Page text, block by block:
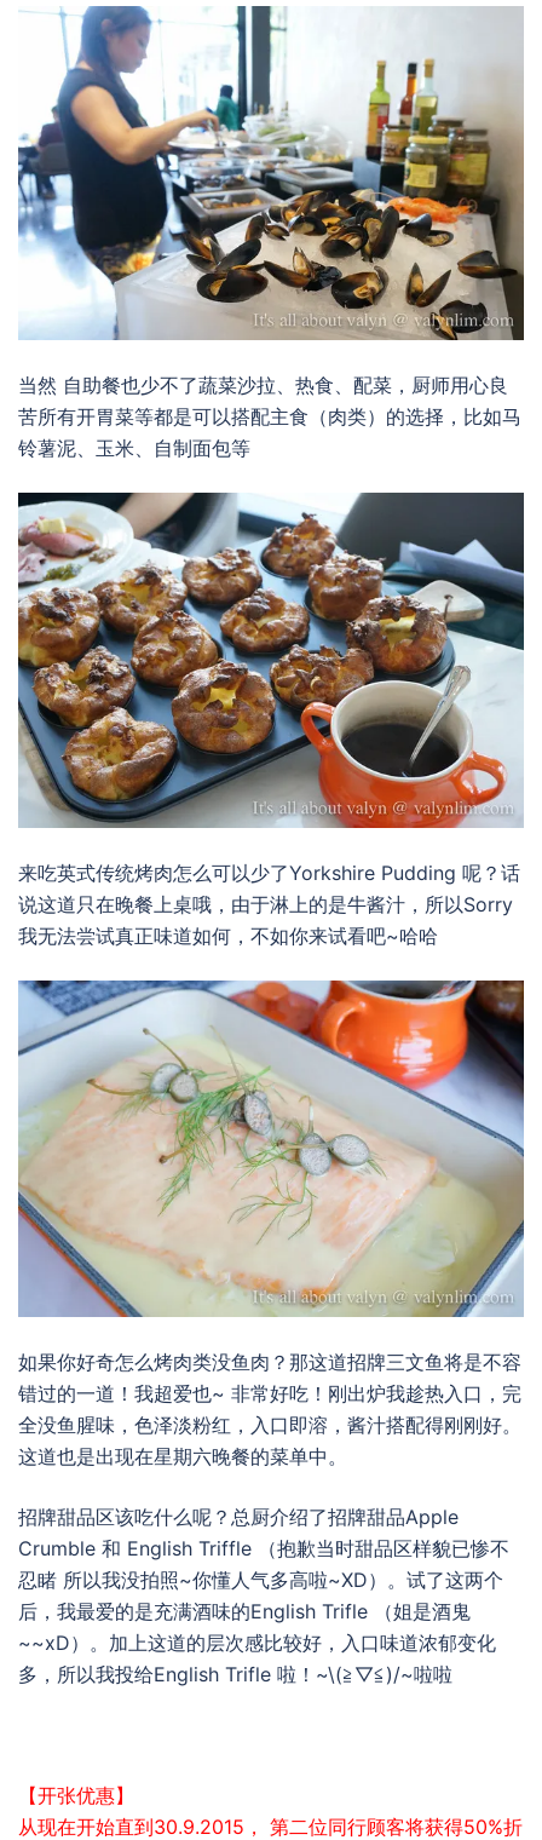
当然 自助餐也少不了蔬菜沙拉、热食、配菜，厨师用心良
苦所有开胃菜等都是可以搭配主食（肉类）的选择，比如马
铃薯泥、玉米、自制面包等
来吃英式传统烤肉怎么可以少了Yorkshire Pudding 呢？话
说这道只在晚餐上桌哦，由于淋上的是牛酱汁，所以Sorry
我无法尝试真正味道如何，不如你来试看吧~哈哈
如果你好奇怎么烤肉类没鱼肉？那这道招牌三文鱼将是不容
错过的一道！我超爱也~ 非常好吃！刚出炉我趁热入口，完
全没鱼腥味，色泽淡粉红，入口即溶，酱汁搭配得刚刚好。
这道也是出现在星期六晚餐的菜单中。
招牌甜品区该吃什么呢？总厨介绍了招牌甜品Apple
Crumble 和 English Triffle （抱歉当时甜品区样貌已惨不
忍睹 所以我没拍照~你懂人气多高啦~XD）。试了这两个
后，我最爱的是充满酒味的English Trifle （姐是酒鬼
~~xD）。加上这道的层次感比较好，入口味道浓郁变化
多，所以我投给English Trifle 啦！~\(≧▽≦)/~啦啦
【开张优惠】
从现在开始直到30.9.2015， 第二位同行顾客将获得50%折